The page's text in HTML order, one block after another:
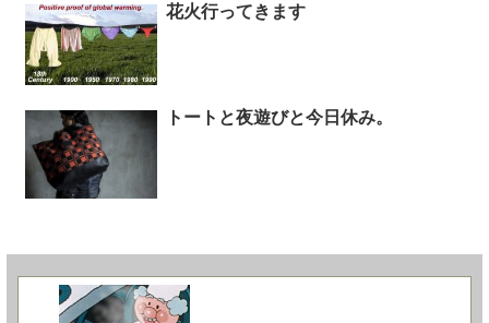
花火行ってきます
トートと夜遊びと今日休み。